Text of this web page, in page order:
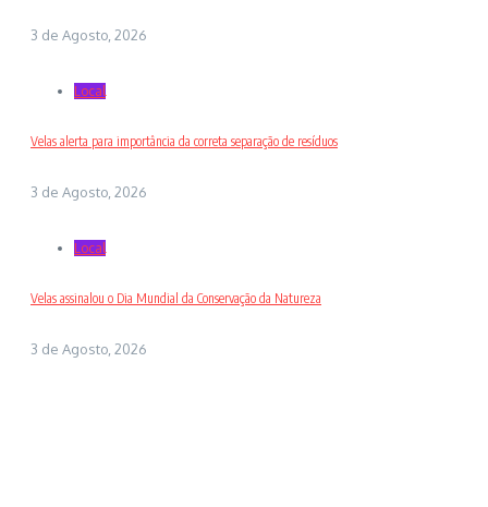
3 de Agosto, 2026
Local
Velas alerta para importância da correta separação de resíduos
3 de Agosto, 2026
Local
Velas assinalou o Dia Mundial da Conservação da Natureza
3 de Agosto, 2026